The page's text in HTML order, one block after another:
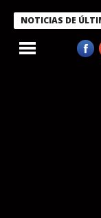
NOTICIAS DE
Bukele condecora a